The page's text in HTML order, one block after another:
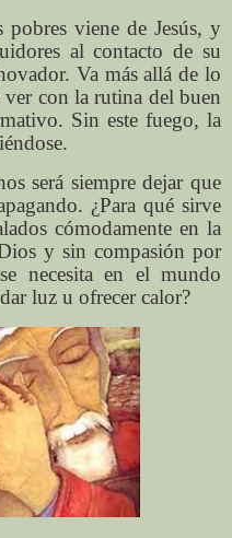
viene de Jesús, y
al contacto de su
Va más allá de lo
con la rutina del buen
Sin este fuego, la
será siempre dejar que
¿Para qué sirve
cómodamente en la
y sin compasión por
necesita en el mundo
luz u ofrecer calor?